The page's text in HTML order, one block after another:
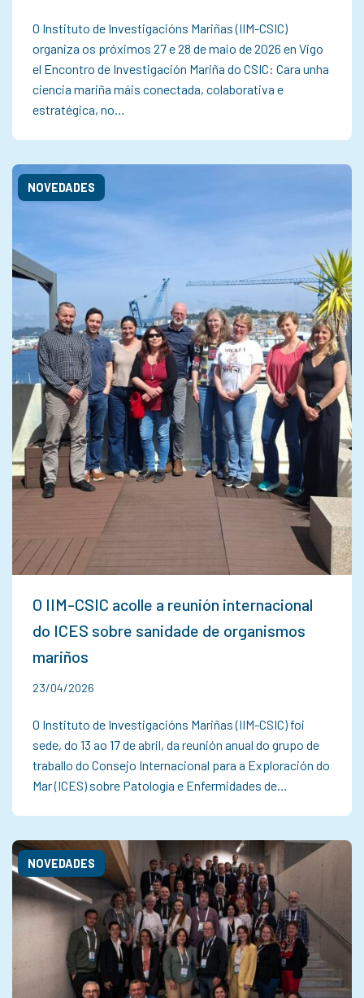
O Instituto de Investigacións Mariñas (IIM-CSIC)
organiza os próximos 27 e 28 de maio de 2026 en Vigo
el Encontro de Investigación Mariña do CSIC: Cara unha
ciencia mariña máis conectada, colaborativa e
estratégica, no…
O IIM-CSIC acolle a reunión internacional
do ICES sobre sanidade de organismos
mariños
NOVEDADES
23/04/2026
O Instituto de Investigacións Mariñas (IIM-CSIC) foi
sede, do 13 ao 17 de abril, da reunión anual do grupo de
traballo do Consejo Internacional para a Exploración do
Mar (ICES) sobre Patología e Enfermidades de…
NOVEDADES